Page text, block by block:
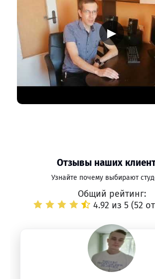
▶
Отзывы наших
Узнайте почему выбирают
Общий рейтинг:
4.92 из 5 (52